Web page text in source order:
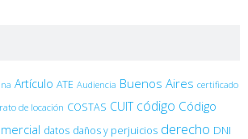
Artículo ATE Audiencia Buenos Aires certificado
de locación COSTAS CUIT código Código
datos daños y perjuicios derecho DNI